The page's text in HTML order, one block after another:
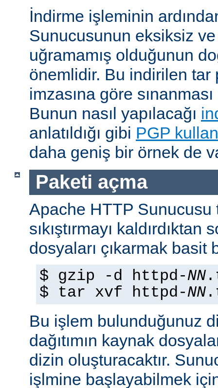
İndirme işleminin
Sunucusunun eksiksiz
uğramamış olduğunun
önemlidir. Bu indirilen tar
imzasına göre
Bunun nasıl yapılacağı
anlatıldığı gibi PGP
daha geniş bir örnek de
Paketi açma
Apache HTTP Sunucusu
sıkıştırmayı
dosyaları çıkarmak basit
$ gzip -d httpd-NN
$ tar xvf httpd-NN
Bu işlem bulunduğunuz
dağıtımın kaynak
dizin oluşturacaktır.
işlmine başlayabilmek